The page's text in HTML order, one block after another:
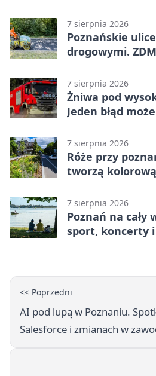
7 sierpnia 2026
Poznańskie
drogowymi.
7 sierpnia 2026
Żniwa pod
Jeden błąd
7 sierpnia 2026
Róże przy
tworzą
7 sierpnia 2026
Poznań na cały
sport, koncerty
<< Poprzedni
AI pod lupą w Poznaniu.
Salesforce i zmianach w